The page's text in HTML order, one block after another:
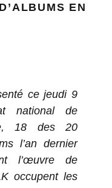
EN
ce jeudi 9
national de
18 des 20
l’an dernier
l’œuvre de
occupent les